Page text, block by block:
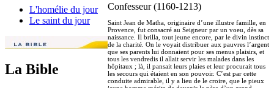
L'homélie du jour
Le saint du jour
La Bible
Confesseur (1160-1213)
Saint Jean de Matha, originaire d’une illustre famille, en
Provence, fut consacré au Seigneur par un voeu, dès sa
naissance. Il brilla, tout jeune encore, par le divin instinct
de la charité. On le voyait distribuer aux pauvres l’argent
que ses parents lui donnaient pour ses menus plaisirs, et
tous les vendredis il allait servir les malades dans les
hôpitaux ; là, il pansait leurs plaies et leur procurait tous
les secours qui étaient en son pouvoir. C’est par cette
conduite admirable, il y a lieu de le croire, que le pieux